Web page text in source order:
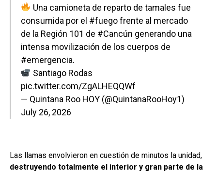
Una camioneta de reparto de tamales fue
consumida por el #fuegofrente al mercado
de la Región 101 de #Cancún generando una
intensa movilización de los cuerpos de
#emergencia.
Santiago Rodas
pic.twitter.com/ZgALHEQQWf
— Quintana Roo HOY (@QuintanaRooHoy1)
July 26, 2026
Las llamas envolvieron en cuestión de minutos la unidad,
destruyendo totalmente el interior y gran parte de la